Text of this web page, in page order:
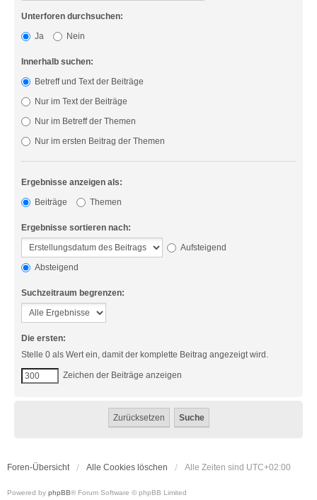
Unterforen durchsuchen:
Ja
Nein
Innerhalb suchen:
Betreff und Text der Beiträge
Nur im Text der Beiträge
Nur im Betreff der Themen
Nur im ersten Beitrag der Themen
Ergebnisse anzeigen als:
Beiträge
Themen
Ergebnisse sortieren nach:
Aufsteigend
Absteigend
Suchzeitraum begrenzen:
Die ersten:
Stelle 0 als Wert ein, damit der komplette Beitrag angezeigt wird.
Zeichen der Beiträge anzeigen
Foren-Übersicht Alle Cookies löschen Alle Zeiten sind UTC+02:00
Powered by phpBB® Forum Software © phpBB Limited